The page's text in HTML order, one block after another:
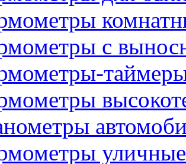
с
уличные